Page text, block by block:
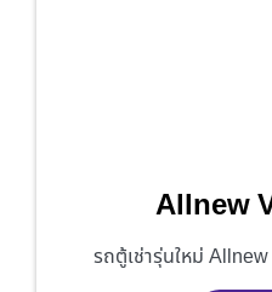
Allnew
รถตู้เช่ารุ่นใหม่